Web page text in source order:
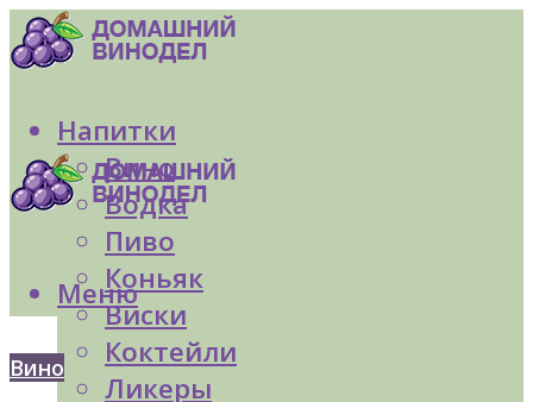
Напитки
Вино
Водка
Пиво
Коньяк
Виски
Коктейли
Ликеры
Меню
Вино